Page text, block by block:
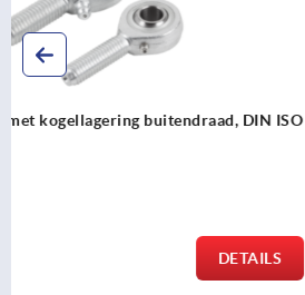
Scharnierkoppen met glijlagering